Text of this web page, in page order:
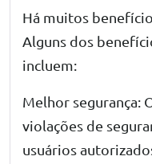
Há muitos
Alguns dos
incluem:
Melhor segurança:
violações de
usuários